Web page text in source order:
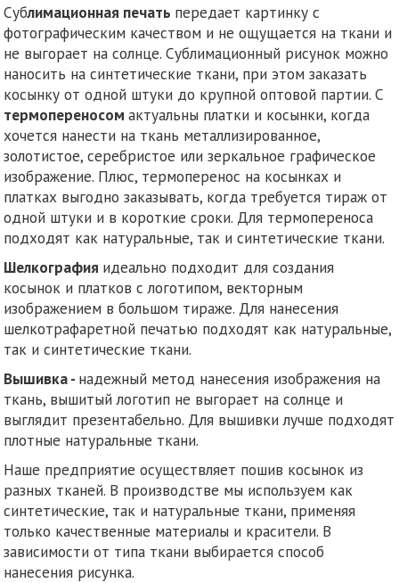
Сублимационная печать передает картинку с
фотографическим качеством и не ощущается на ткани и
не выгорает на солнце. Сублимационный рисунок можно
наносить на синтетические ткани, при этом заказать
косынку от одной штуки до крупной оптовой партии. С
термопереносомактуальны платки и косынки, когда
хочется нанести на ткань металлизированное,
золотистое, серебристое или зеркальное графическое
изображение. Плюс, термоперенос на косынках и
платках выгодно заказывать, когда требуется тираж от
одной штуки и в короткие сроки. Для термопереноса
подходят как натуральные, так и синтетические ткани.
Шелкография идеально подходит для создания
косынок и платков с логотипом, векторным
изображением в большом тираже. Для нанесения
шелкотрафаретной печатью подходят как натуральные,
так и синтетические ткани.
Вышивка - надежный метод нанесения изображения на
ткань, вышитый логотип не выгорает на солнце и
выглядит презентабельно. Для вышивки лучше подходят
плотные натуральные ткани.
Наше предприятие осуществляет пошив косынок из
разных тканей. В производстве мы используем как
синтетические, так и натуральные ткани, применяя
только качественные материалы и красители. В
зависимости от типа ткани выбирается способ
нанесения рисунка.